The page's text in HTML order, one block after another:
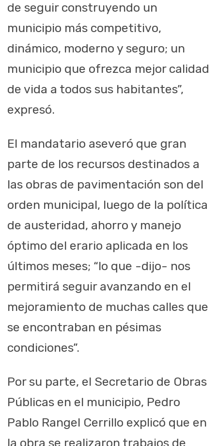
de seguir construyendo un
municipio más competitivo,
dinámico, moderno y seguro; un
municipio que ofrezca mejor calidad
de vida a todos sus habitantes”,
expresó.
El mandatario aseveró que gran
parte de los recursos destinados a
las obras de pavimentación son del
orden municipal, luego de la política
de austeridad, ahorro y manejo
óptimo del erario aplicada en los
últimos meses; “lo que -dijo- nos
permitirá seguir avanzando en el
mejoramiento de muchas calles que
se encontraban en pésimas
condiciones”.
Por su parte, el Secretario de Obras
Públicas en el municipio, Pedro
Pablo Rangel Cerrillo explicó que en
la obra se realizaron trabajos de